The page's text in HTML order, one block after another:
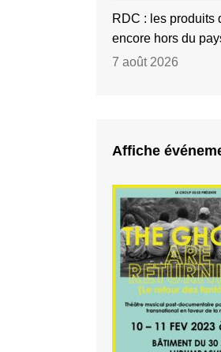
RDC : les produits
encore hors du
7 août 2026
Affiche